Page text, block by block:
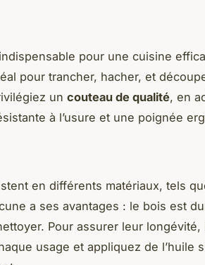
pour une cuisine
pour trancher, hacher, et
un couteau de qualité, en
à l’usure et une poignée
en différents matériaux, tels
a ses avantages : le bois est
Pour assurer leur longévité,
usage et appliquez de l’huile